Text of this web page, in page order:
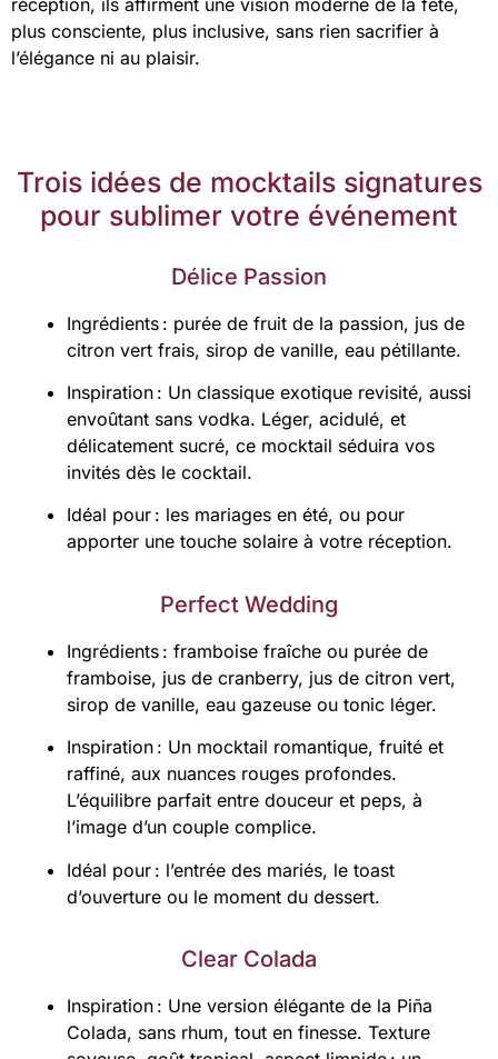
réception, ils affirment une vision moderne de la fête,
plus consciente, plus inclusive, sans rien sacrifier à
l’élégance ni au plaisir.
Trois idées de mocktails signatures
pour sublimer votre événement
Délice Passion
Ingrédients : purée de fruit de la passion, jus de
citron vert frais, sirop de vanille, eau pétillante.
Inspiration : Un classique exotique revisité, aussi
envoûtant sans vodka. Léger, acidulé, et
délicatement sucré, ce mocktail séduira vos
invités dès le cocktail.
Idéal pour : les mariages en été, ou pour
apporter une touche solaire à votre réception.
Perfect Wedding
Ingrédients : framboise fraîche ou purée de
framboise, jus de cranberry, jus de citron vert,
sirop de vanille, eau gazeuse ou tonic léger.
Inspiration : Un mocktail romantique, fruité et
raffiné, aux nuances rouges profondes.
L’équilibre parfait entre douceur et peps, à
l’image d’un couple complice.
Idéal pour : l’entrée des mariés, le toast
d’ouverture ou le moment du dessert.
Clear Colada
Inspiration : Une version élégante de la Piña
Colada, sans rhum, tout en finesse. Texture